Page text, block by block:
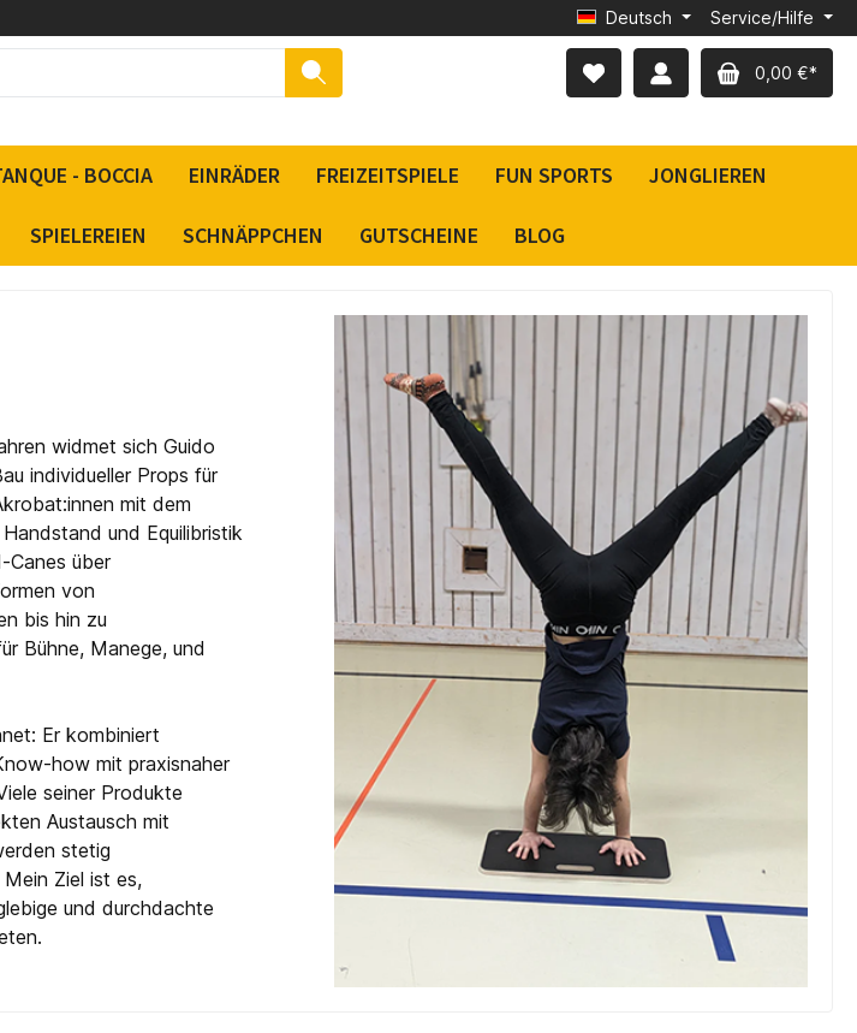
Deutsch Service/Hilfe
0,00 €*
- BOCCIA EINRÄDER FREIZEITSPIELE FUN SPORTS JONGLIEREN
SPIELEREIEN SCHNÄPPCHEN GUTSCHEINE BLOG
widmet sich Guido
individueller Props für
mit dem
und Equilibristik
Canes über
von
bis hin zu
Bühne, Manege, und
Er kombiniert
how mit praxisnaher
seiner Produkte
Austausch mit
stetig
Ziel ist es,
und durchdachte